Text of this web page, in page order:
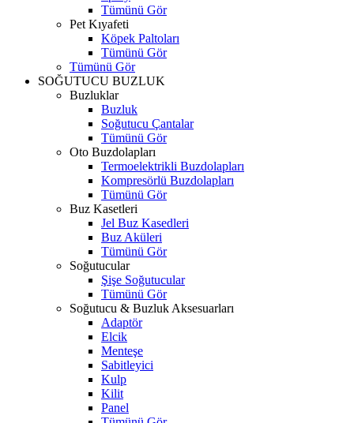
Tümünü Gör
Pet Kıyafeti
Köpek Paltoları
Tümünü Gör
Tümünü Gör
SOĞUTUCU BUZLUK
Buzluklar
Buzluk
Soğutucu Çantalar
Tümünü Gör
Oto Buzdolapları
Termoelektrikli Buzdolapları
Kompresörlü Buzdolapları
Tümünü Gör
Buz Kasetleri
Jel Buz Kasedleri
Buz Aküleri
Tümünü Gör
Soğutucular
Şişe Soğutucular
Tümünü Gör
Soğutucu & Buzluk Aksesuarları
Adaptör
Elcik
Menteşe
Sabitleyici
Kulp
Kilit
Panel